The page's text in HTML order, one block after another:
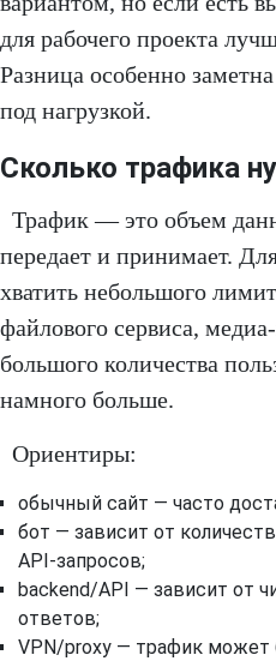
для рабочего проекта
Разница особенно
под нагрузкой.
Сколько трафика
Трафик — это объем
передает и принимает.
хватить небольшого
файлового сервиса,
большого количества
намного больше.
Ориентиры:
обычный сайт — часто
бот — зависит от
API-запросов;
backend/API — зависит от
ответов;
VPN/proxy — трафик может